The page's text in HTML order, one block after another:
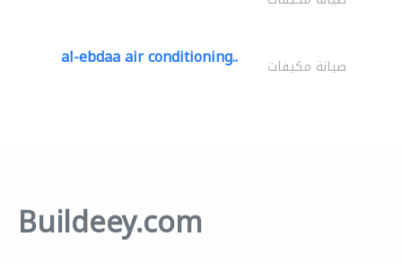
al-ebdaa air conditioning.. صيانة مكيفات
Buildeey.com